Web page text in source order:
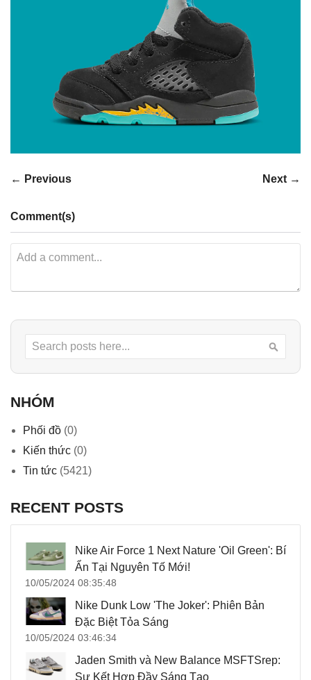
← Previous Next →
Comment(s)
Search
NHÓM
Phối đồ (0)
Kiến thức (0)
Tin tức (5421)
RECENT POSTS
Nike Air Force 1 Next Nature 'Oil Green': Bí
Ẩn Tại Nguyên Tố Mới!
10/05/2024 08:35:48
Nike Dunk Low 'The Joker': Phiên Bản
Đặc Biệt Tỏa Sáng
10/05/2024 03:46:34
Jaden Smith và New Balance MSFTSrep:
Sự Kết Hợp Đầy Sáng Tạo